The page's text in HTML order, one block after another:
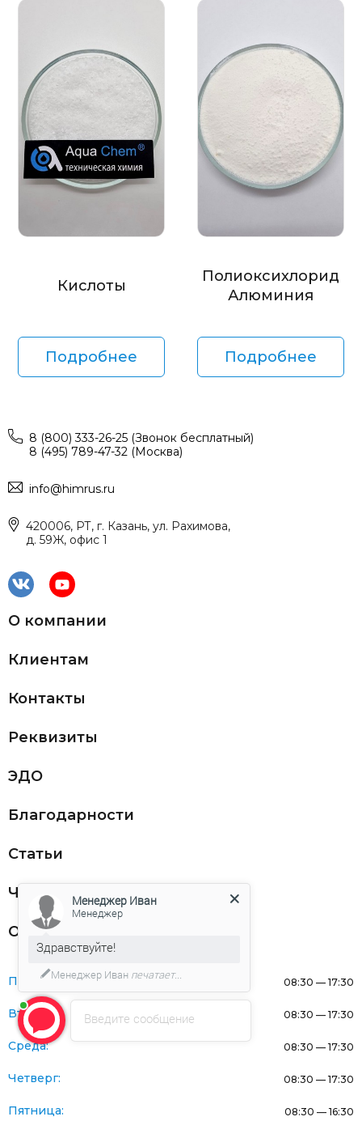
Кислоты
Подробнее
Полиоксихлорид
Алюминия
Подробнее
8 (800) 333-26-25 (Звонок бесплатный)
8 (495) 789-47-32 (Москва)
info@himrus.ru
420006, РТ, г. Казань, ул. Рахимова,
д. 59Ж, офис 1
О компании
Клиентам
Контакты
Реквизиты
ЭДО
Благодарности
Статьи
Частникам
Оферта
Понедельник: 08:30 — 17:30
Вторник: 08:30 — 17:30
Среда: 08:30 — 17:30
Четверг: 08:30 — 17:30
Пятница: 08:30 — 16:30
Введите сообщение
Менеджер Иван
Менеджер
Здравствуйте!
Менеджер Иван печатает...